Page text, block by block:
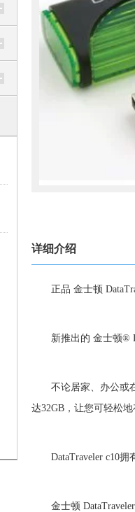
详细介绍
正品 金士顿
新推出的 金士顿®
不论居家、办公或
达32GB，让您可轻松
DataTraveler c10
金士顿